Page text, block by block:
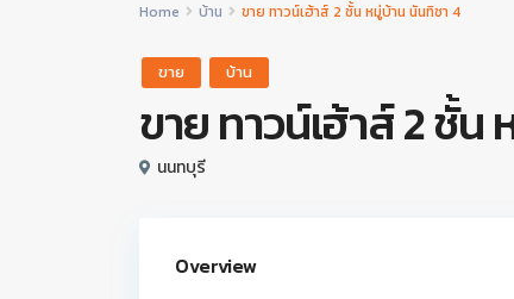
Home บ้าน ขาย ทาวน์เฮ้าส์ 2 ชั้น หมู่บ้าน นันทิชา 4
ขาย บ้าน
ขาย ทาวน์เฮ้าส์ 2 ชั้น
นนทบุรี
Overview